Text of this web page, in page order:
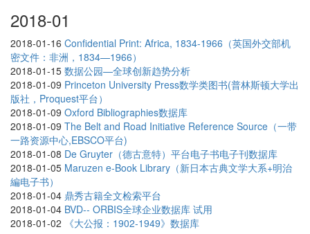
2018-01
2018-01-16 Confidential Print: Africa, 1834-1966（英国外交部机
密文件：非洲，1834—1966）
2018-01-15 数据公园—全球创新趋势分析
2018-01-09 Princeton University Press数学类图书(普林斯顿大学出
版社，Proquest平台）
2018-01-09 Oxford Bibliographies数据库
2018-01-09 The Belt and Road Initiative Reference Source（一带
一路资源中心,EBSCO平台)
2018-01-08 De Gruyter（德古意特）平台电子书电子刊数据库
2018-01-05 Maruzen e-Book Library（新日本古典文学大系+明治
編电子书）
2018-01-04 鼎秀古籍全文检索平台
2018-01-04 BVD-- ORBIS全球企业数据库 试用
2018-01-02
《大公报：1902-1949》数据库